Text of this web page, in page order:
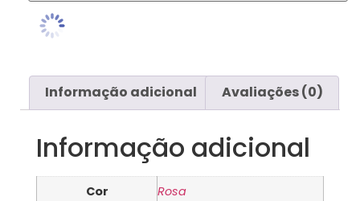
Informação adicional Avaliações (0)
Informação adicional
Cor Rosa